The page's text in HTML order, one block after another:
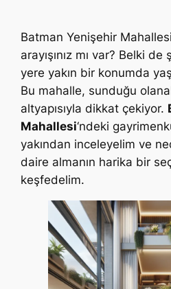
Batman Yenişehir
arayışınız mı var? Belki
yere yakın bir konumda
Bu mahalle, sunduğu
altyapısıyla dikkat çekiyor.
Mahallesi‘ndeki
yakından inceleyelim ve
daire almanın harika bir
keşfedelim.